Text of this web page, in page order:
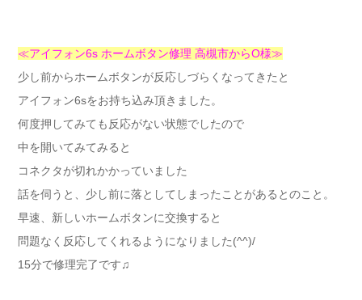
≪アイフォン6s ホームボタン修理 高槻市からO様≫
少し前からホームボタンが反応しづらくなってきたと
アイフォン6sをお持ち込み頂きました。
何度押してみても反応がない状態でしたので
中を開いてみてみると
コネクタが切れかかっていました
話を伺うと、少し前に落としてしまったことがあるとのこと。
早速、新しいホームボタンに交換すると
問題なく反応してくれるようになりました(^^)/
15分で修理完了です♫